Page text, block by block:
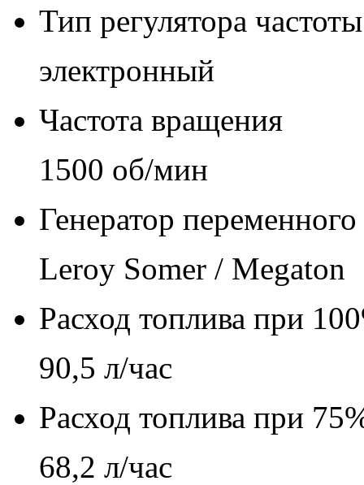
Тип регулятора
электронный
Частота вращения
1500 об/мин
Генератор переменного
Leroy Somer / Megaton
Расход топлива при
90,5 л/час
Расход топлива при
68,2 л/час